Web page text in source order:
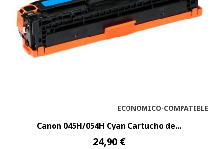
ECONOMICO-COMPATIBLE
Canon 045H/054H Cyan Cartucho de...
24,90 €